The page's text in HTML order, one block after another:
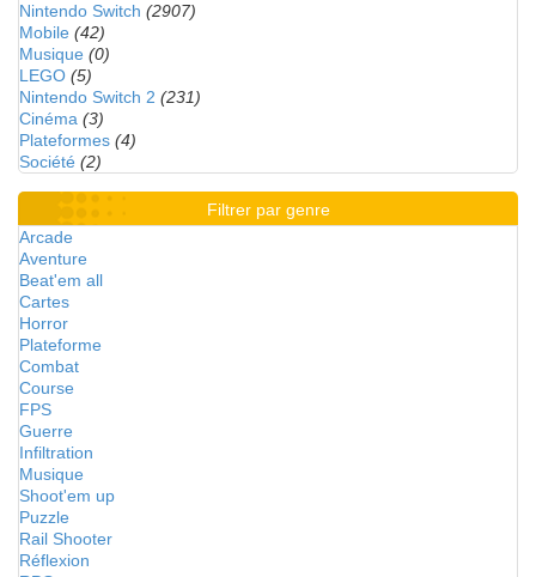
Nintendo Switch (2907)
Mobile (42)
Musique (0)
LEGO (5)
Nintendo Switch 2 (231)
Cinéma (3)
Plateformes (4)
Société (2)
Filtrer par genre
Arcade
Aventure
Beat'em all
Cartes
Horror
Plateforme
Combat
Course
FPS
Guerre
Infiltration
Musique
Shoot'em up
Puzzle
Rail Shooter
Réflexion